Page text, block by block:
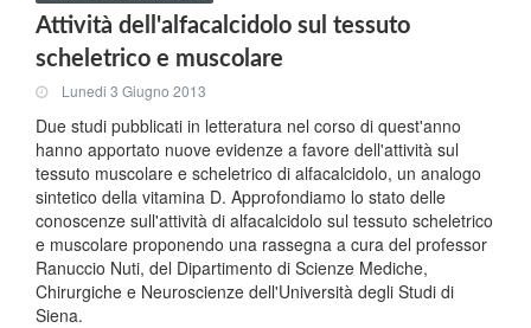
Attività dell'alfacalcidolo sul tessuto
scheletrico e muscolare
Lunedi 3 Giugno 2013
Due studi pubblicati in letteratura nel corso di quest'anno
hanno apportato nuove evidenze a favore dell'attività sul
tessuto muscolare e scheletrico di alfacalcidolo, un analogo
sintetico della vitamina D. Approfondiamo lo stato delle
conoscenze sull'attività di alfacalcidolo sul tessuto scheletrico
e muscolare proponendo una rassegna a cura del professor
Ranuccio Nuti, del Dipartimento di Scienze Mediche,
Chirurgiche e Neuroscienze dell'Università degli Studi di
Siena.